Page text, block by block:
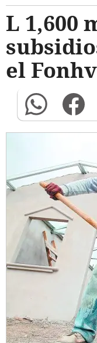
L 1,600
el